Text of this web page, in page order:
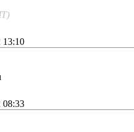
13:10
08:33